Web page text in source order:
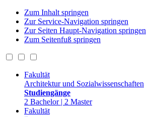
Zum Inhalt springen
Zur Service-Navigation springen
Zur Seiten Haupt-Navigation springen
Zum Seitenfuß springen
Fakultät
Architektur und Sozialwissenschaften
Studiengänge
2 Bachelor | 2 Master
Fakultät